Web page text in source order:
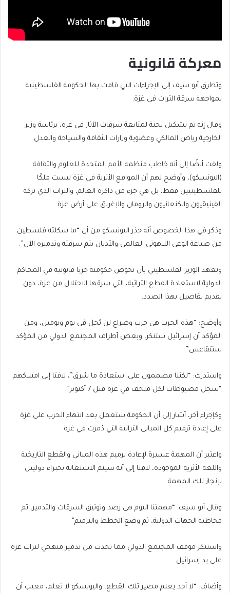
معركة قانونية
وتطرق أبو سيف إلى الإجراءات التي قامت بها الحكومة الفلسطينية
لمواجهة سرقة التراث في غزة.
وقال إنه تم تشكيل لجنة لمتابعة سرقات الآثار في غزة، برئاسة وزير
الخارجية رياض المالكي وعضوية وزارات الثقافة والسياحة والعدل.
ولفت أيضًا إلى أنه خاطب منظمة الأمم المتحدة للعلوم والثقافة
(اليونسكو)، وأوضح لهم أن المواقع الأثرية في غزة ليست ملكًا
للفلسطينيين فقط، بل هي جزء من ذاكرة العالم، والتراث الذي تركه
الفينيقيون والكنعانيون والرومان والإغريق على أرض غزة.
وذكر في هذا الخصوص أنه حذر اليونسكو من أن “ما شكلته فلسطين
من صياغة الوعي اللاهوتي العالمي والأديان يتم سرقته وتدميره الآن”.
وتعهد الوزير الفلسطيني بأن تخوض حكومته حربا قانونية في المحاكم
الدولية لاستعادة القطع التراثية، التي سرقها الاحتلال من غزة، دون
تقديم تفاصيل بهذا الصدد.
وأوضح: “هذه الحرب هي حرب وصراع لن يُحل في يوم ويومين، ومن
المؤكد أن إسرائيل ستنكر، وبعض أطراف المجتمع الدولي من المؤكد
ستتقاعس”.
واستدرك: “لكننا مصممون على استعادة ما سُرق”، لافتا إلى امتلاكهم
“سجل مضبوطات لكل متحف في غزة قبل 7 أكتوبر”.
وكإجراء آخر، أشار إلى أن الحكومة ستعمل بعد انتهاء الحرب على غزة
على إعادة ترميم كل المباني التراثية التي دُمرت في غزة.
واعتبر أن المهمة عسيرة لإعادة ترميم هذه المباني والقطع التاريخية
واللغة الأثرية الموجودة، لافتا إلى أنه سيتم الاستعانة بخبراء دوليين
لإنجاز تلك المهمة.
وقال أبو سيف: “مهمتنا اليوم هي رصد وتوثيق السرقات والتدمير، ثم
مخاطبة الجهات الدولية، ثم وضع الخطط والترميم”
واستنكر موقف المجتمع الدولي مما يحدث من تدمير منهجي لتراث غزة
على يد إسرائيل.
وأضاف: “لا أحد يعلم مصير تلك القطع، واليونسكو لا تعلم، معيب أن